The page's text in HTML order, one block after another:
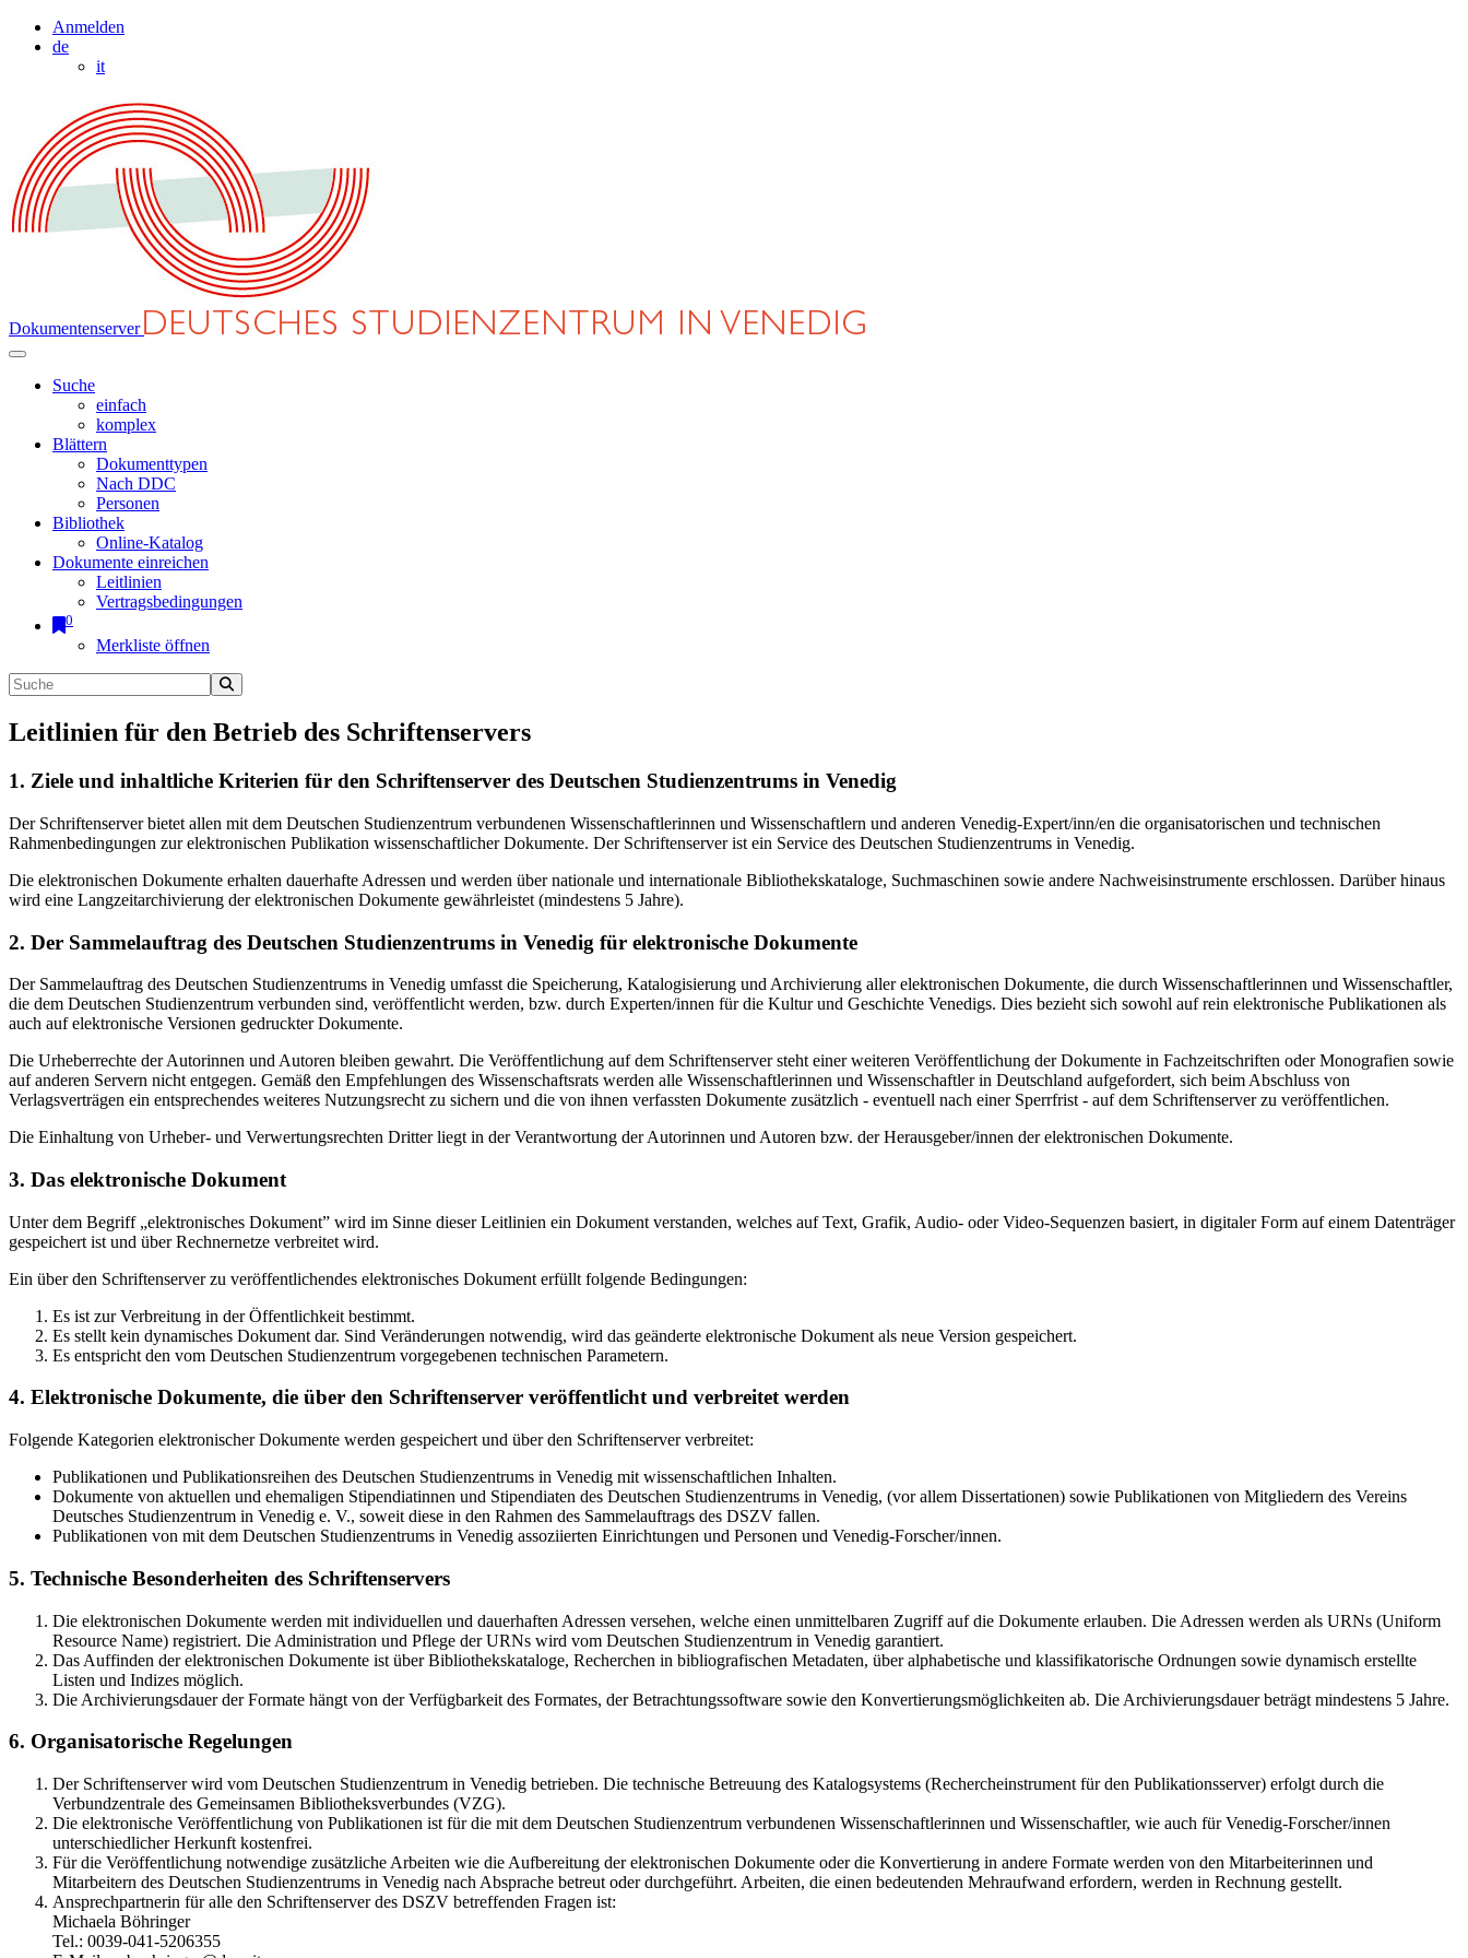
Anmelden
de
it
Dokumentenserver
Suche
einfach
komplex
Blättern
Dokumenttypen
Nach DDC
Personen
Bibliothek
Online-Katalog
Dokumente einreichen
Leitlinien
Vertragsbedingungen
0
Merkliste öffnen
Leitlinien für den Betrieb des Schriftenservers
1. Ziele und inhaltliche Kriterien für den Schriftenserver des Deutschen Studienzentrums in Venedig
Der Schriftenserver bietet allen mit dem Deutschen Studienzentrum verbundenen Wissenschaftlerinnen und Wissenschaftlern und anderen Venedig-Expert/inn/en die organisatorischen und technischen
Rahmenbedingungen zur elektronischen Publikation wissenschaftlicher Dokumente. Der Schriftenserver ist ein Service des Deutschen Studienzentrums in Venedig.
Die elektronischen Dokumente erhalten dauerhafte Adressen und werden über nationale und internationale Bibliothekskataloge, Suchmaschinen sowie andere Nachweisinstrumente erschlossen. Darüber hinaus
wird eine Langzeitarchivierung der elektronischen Dokumente gewährleistet (mindestens 5 Jahre).
2. Der Sammelauftrag des Deutschen Studienzentrums in Venedig für elektronische Dokumente
Der Sammelauftrag des Deutschen Studienzentrums in Venedig umfasst die Speicherung, Katalogisierung und Archivierung aller elektronischen Dokumente, die durch Wissenschaftlerinnen und Wissenschaftler,
die dem Deutschen Studienzentrum verbunden sind, veröffentlicht werden, bzw. durch Experten/innen für die Kultur und Geschichte Venedigs. Dies bezieht sich sowohl auf rein elektronische Publikationen als
auch auf elektronische Versionen gedruckter Dokumente.
Die Urheberrechte der Autorinnen und Autoren bleiben gewahrt. Die Veröffentlichung auf dem Schriftenserver steht einer weiteren Veröffentlichung der Dokumente in Fachzeitschriften oder Monografien sowie
auf anderen Servern nicht entgegen. Gemäß den Empfehlungen des Wissenschaftsrats werden alle Wissenschaftlerinnen und Wissenschaftler in Deutschland aufgefordert, sich beim Abschluss von
Verlagsverträgen ein entsprechendes weiteres Nutzungsrecht zu sichern und die von ihnen verfassten Dokumente zusätzlich - eventuell nach einer Sperrfrist - auf dem Schriftenserver zu veröffentlichen.
Die Einhaltung von Urheber- und Verwertungsrechten Dritter liegt in der Verantwortung der Autorinnen und Autoren bzw. der Herausgeber/innen der elektronischen Dokumente.
3. Das elektronische Dokument
Unter dem Begriff „elektronisches Dokument” wird im Sinne dieser Leitlinien ein Dokument verstanden, welches auf Text, Grafik, Audio- oder Video-Sequenzen basiert, in digitaler Form auf einem Datenträger
gespeichert ist und über Rechnernetze verbreitet wird.
Ein über den Schriftenserver zu veröffentlichendes elektronisches Dokument erfüllt folgende Bedingungen:
Es ist zur Verbreitung in der Öffentlichkeit bestimmt.
Es stellt kein dynamisches Dokument dar. Sind Veränderungen notwendig, wird das geänderte elektronische Dokument als neue Version gespeichert.
Es entspricht den vom Deutschen Studienzentrum vorgegebenen technischen Parametern.
4. Elektronische Dokumente, die über den Schriftenserver veröffentlicht und verbreitet werden
Folgende Kategorien elektronischer Dokumente werden gespeichert und über den Schriftenserver verbreitet:
Publikationen und Publikationsreihen des Deutschen Studienzentrums in Venedig mit wissenschaftlichen Inhalten.
Dokumente von aktuellen und ehemaligen Stipendiatinnen und Stipendiaten des Deutschen Studienzentrums in Venedig, (vor allem Dissertationen) sowie Publikationen von Mitgliedern des Vereins
Deutsches Studienzentrum in Venedig e. V., soweit diese in den Rahmen des Sammelauftrags des DSZV fallen.
Publikationen von mit dem Deutschen Studienzentrums in Venedig assoziierten Einrichtungen und Personen und Venedig-Forscher/innen.
5. Technische Besonderheiten des Schriftenservers
Die elektronischen Dokumente werden mit individuellen und dauerhaften Adressen versehen, welche einen unmittelbaren Zugriff auf die Dokumente erlauben. Die Adressen werden als URNs (Uniform
Resource Name) registriert. Die Administration und Pflege der URNs wird vom Deutschen Studienzentrum in Venedig garantiert.
Das Auffinden der elektronischen Dokumente ist über Bibliothekskataloge, Recherchen in bibliografischen Metadaten, über alphabetische und klassifikatorische Ordnungen sowie dynamisch erstellte
Listen und Indizes möglich.
Die Archivierungsdauer der Formate hängt von der Verfügbarkeit des Formates, der Betrachtungssoftware sowie den Konvertierungsmöglichkeiten ab. Die Archivierungsdauer beträgt mindestens 5 Jahre.
6. Organisatorische Regelungen
Der Schriftenserver wird vom Deutschen Studienzentrum in Venedig betrieben. Die technische Betreuung des Katalogsystems (Rechercheinstrument für den Publikationsserver) erfolgt durch die
Verbundzentrale des Gemeinsamen Bibliotheksverbundes (VZG).
Die elektronische Veröffentlichung von Publikationen ist für die mit dem Deutschen Studienzentrum verbundenen Wissenschaftlerinnen und Wissenschaftler, wie auch für Venedig-Forscher/innen
unterschiedlicher Herkunft kostenfrei.
Für die Veröffentlichung notwendige zusätzliche Arbeiten wie die Aufbereitung der elektronischen Dokumente oder die Konvertierung in andere Formate werden von den Mitarbeiterinnen und
Mitarbeitern des Deutschen Studienzentrums in Venedig nach Absprache betreut oder durchgeführt. Arbeiten, die einen bedeutenden Mehraufwand erfordern, werden in Rechnung gestellt.
Ansprechpartnerin für alle den Schriftenserver des DSZV betreffenden Fragen ist:
Michaela Böhringer
Tel.: 0039-041-5206355